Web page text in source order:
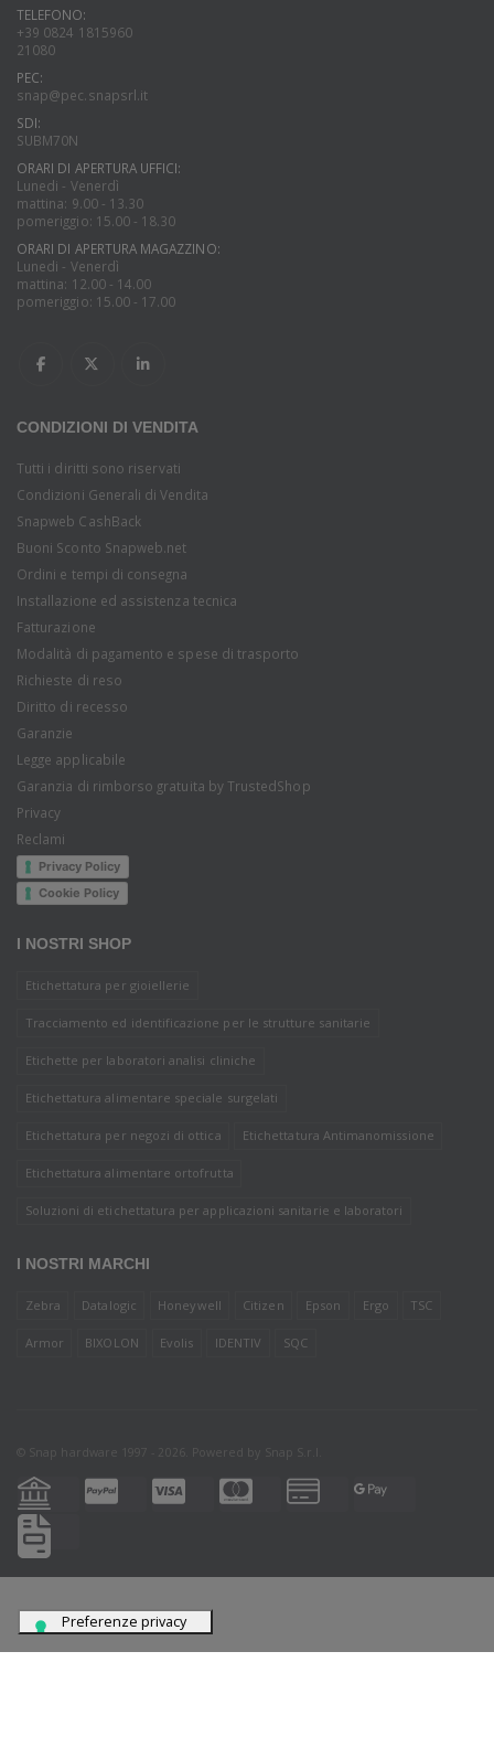
TELEFONO:
+39 0824 1815960
21080
PEC:
snap@pec.snapsrl.it
SDI:
SUBM70N
ORARI DI APERTURA UFFICI:
Lunedi - Venerdì
mattina: 9.00 - 13.30
pomeriggio: 15.00 - 18.30
ORARI DI APERTURA MAGAZZINO:
Lunedi - Venerdì
mattina: 12.00 - 14.00
pomeriggio: 15.00 - 17.00
CONDIZIONI DI VENDITA
Tutti i diritti sono riservati
Condizioni Generali di Vendita
Snapweb CashBack
Buoni Sconto Snapweb.net
Ordini e tempi di consegna
Installazione ed assistenza tecnica
Fatturazione
Modalità di pagamento e spese di trasporto
Richieste di reso
Diritto di recesso
Garanzie
Legge applicabile
Garanzia di rimborso gratuita by TrustedShop
Privacy
Reclami
Privacy Policy
Cookie Policy
I NOSTRI SHOP
Etichettatura per gioiellerie
Tracciamento ed identificazione per le strutture sanitarie
Etichette per laboratori analisi cliniche
Etichettatura alimentare speciale surgelati
Etichettatura per negozi di ottica Etichettatura Antimanomissione
Etichettatura alimentare ortofrutta
Soluzioni di etichettatura per applicazioni sanitarie e laboratori
I NOSTRI MARCHI
Zebra Datalogic Honeywell Citizen Epson Ergo TSC
Armor BIXOLON Evolis IDENTIV SQC
© Snap hardware 1997 - 2026. Powered by Snap S.r.l.